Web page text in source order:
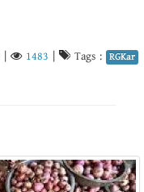
1483 Tags : RGKar